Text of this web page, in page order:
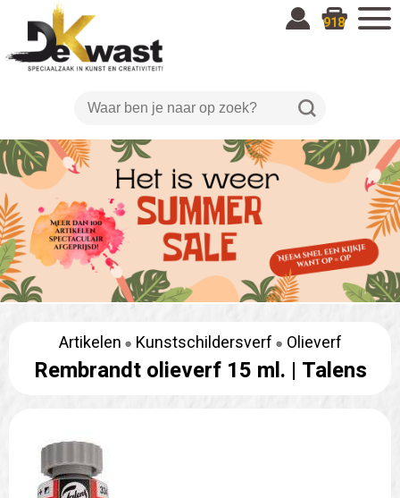
918
Artikelen Kunstschildersverf Olieverf
Rembrandt olieverf 15 ml. | Talens